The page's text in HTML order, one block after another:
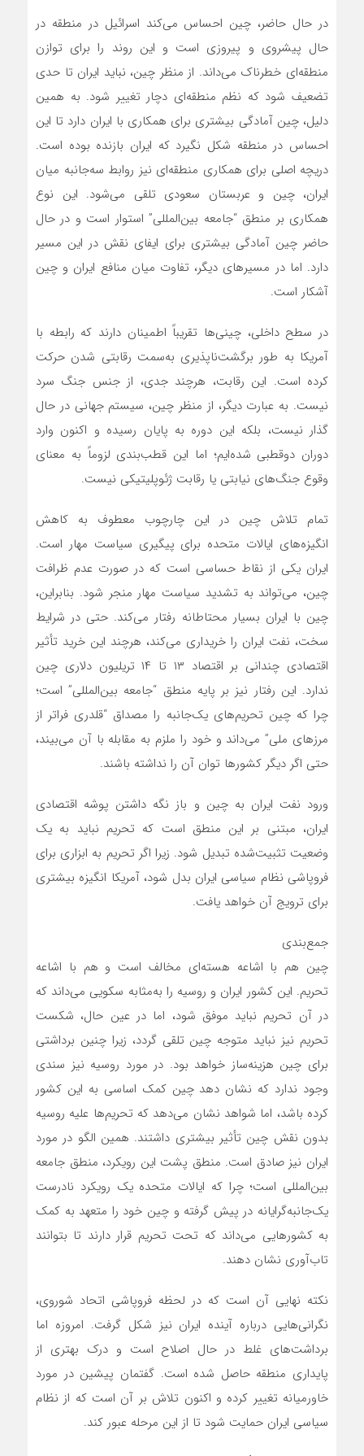
در حال حاضر، چین احساس می‌کند اسرائیل در منطقه در
حال پیشروی و پیروزی است و این روند را برای توازن
منطقه‌ای خطرناک می‌داند. از منظر چین، نباید ایران تا حدی
تضعیف شود که نظم منطقه‌ای دچار تغییر شود. به همین
دلیل، چین آمادگی بیشتری برای همکاری با ایران دارد تا این
احساس در منطقه شکل نگیرد که ایران بازنده بوده است.
دریچه اصلی برای همکاری منطقه‌ای نیز روابط سه‌جانبه میان
ایران، چین و عربستان سعودی تلقی می‌شود. این نوع
همکاری بر منطق “جامعه بین‌المللی” استوار است و در حال
حاضر چین آمادگی بیشتری برای ایفای نقش در این مسیر
دارد. اما در مسیرهای دیگر، تفاوت میان منافع ایران و چین
آشکار است.
در سطح داخلی، چینی‌ها تقریباً اطمینان دارند که رابطه با
آمریکا به طور برگشت‌ناپذیری به‌سمت رقابتی شدن حرکت
کرده است. این رقابت، هرچند جدی، از جنس جنگ سرد
نیست. به عبارت دیگر، از منظر چین، سیستم جهانی در حال
گذار نیست، بلکه این دوره به پایان رسیده و اکنون وارد
دوران دوقطبی شده‌ایم؛ اما این قطب‌بندی لزوماً به معنای
وقوع جنگ‌های نیابتی یا رقابت ژئوپلیتیکی نیست.
تمام تلاش چین در این چارچوب معطوف به کاهش
انگیزه‌های ایالات متحده برای پیگیری سیاست مهار است.
ایران یکی از نقاط حساسی است که در صورت عدم ظرافت
چین، می‌تواند به تشدید سیاست مهار منجر شود. بنابراین،
چین با ایران بسیار محتاطانه رفتار می‌کند. حتی در شرایط
سخت، نفت ایران را خریداری می‌کند، هرچند این خرید تأثیر
اقتصادی چندانی بر اقتصاد ۱۳ تا ۱۴ تریلیون دلاری چین
ندارد. این رفتار نیز بر پایه منطق “جامعه بین‌المللی” است؛
چرا که چین تحریم‌های یک‌جانبه را مصداق “قلدری فراتر از
مرزهای ملی” می‌داند و خود را ملزم به مقابله با آن می‌بیند،
حتی اگر دیگر کشورها توان آن را نداشته باشند.
ورود نفت ایران به چین و باز نگه داشتن پوشه اقتصادی
ایران، مبتنی بر این منطق است که تحریم نباید به یک
وضعیت تثبیت‌شده تبدیل شود. زیرا اگر تحریم به ابزاری برای
فروپاشی نظام سیاسی ایران بدل شود، آمریکا انگیزه بیشتری
برای ترویج آن خواهد یافت.
جمع‌بندی
چین هم با اشاعه هسته‌ای مخالف است و هم با اشاعه
تحریم. این کشور ایران و روسیه را به‌مثابه سکویی می‌داند که
در آن تحریم نباید موفق شود، اما در عین حال، شکست
تحریم نیز نباید متوجه چین تلقی گردد، زیرا چنین برداشتی
برای چین هزینه‌ساز خواهد بود. در مورد روسیه نیز سندی
وجود ندارد که نشان دهد چین کمک اساسی به این کشور
کرده باشد، اما شواهد نشان می‌دهد که تحریم‌ها علیه روسیه
بدون نقش چین تأثیر بیشتری داشتند. همین الگو در مورد
ایران نیز صادق است. منطق پشت این رویکرد، منطق جامعه
بین‌المللی است؛ چرا که ایالات متحده یک رویکرد نادرست
یک‌جانبه‌گرایانه در پیش گرفته و چین خود را متعهد به کمک
به کشورهایی می‌داند که تحت تحریم قرار دارند تا بتوانند
تاب‌آوری نشان دهند.
نکته نهایی آن است که در لحظه فروپاشی اتحاد شوروی،
نگرانی‌هایی درباره آینده ایران نیز شکل گرفت. امروزه اما
برداشت‌های غلط در حال اصلاح است و درک بهتری از
پایداری منطقه حاصل شده است. گفتمان پیشین در مورد
خاورمیانه تغییر کرده و اکنون تلاش بر آن است که از نظام
سیاسی ایران حمایت شود تا از این مرحله عبور کند.